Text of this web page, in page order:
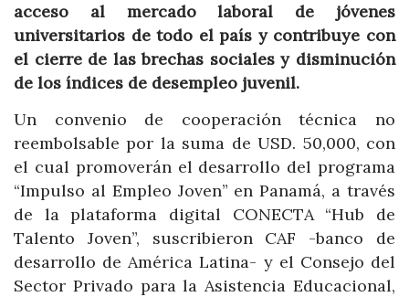
acceso al mercado laboral de jóvenes
universitarios de todo el país y contribuye con
el cierre de las brechas sociales y disminución
de los índices de desempleo juvenil.
Un convenio de cooperación técnica no
reembolsable por la suma de USD. 50,000, con
el cual promoverán el desarrollo del programa
“Impulso al Empleo Joven” en Panamá, a través
de la plataforma digital CONECTA “Hub de
Talento Joven”, suscribieron CAF -banco de
desarrollo de América Latina- y el Consejo del
Sector Privado para la Asistencia Educacional,